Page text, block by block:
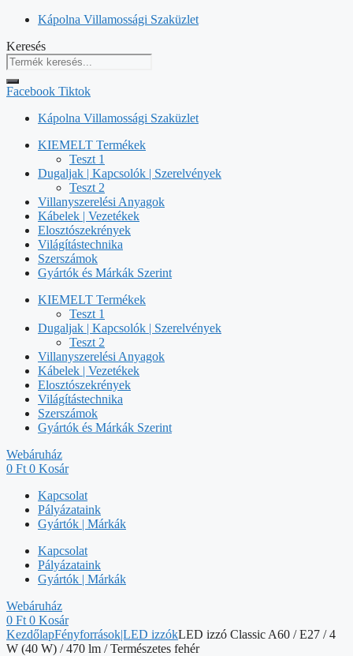
Kilépés
tartalomba
Kápolna Villamossági Szaküzlet
Keresés
Facebook Tiktok
Kápolna Villamossági Szaküzlet
KIEMELT Termékek
Teszt 1
Dugaljak | Kapcsolók | Szerelvények
Teszt 2
Villanyszerelési Anyagok
Kábelek | Vezetékek
Elosztószekrények
Világítástechnika
Szerszámok
Gyártók és Márkák Szerint
KIEMELT Termékek
Teszt 1
Dugaljak | Kapcsolók | Szerelvények
Teszt 2
Villanyszerelési Anyagok
Kábelek | Vezetékek
Elosztószekrények
Világítástechnika
Szerszámok
Gyártók és Márkák Szerint
Webáruház
0 Ft 0 Kosár
Kapcsolat
Pályázataink
Gyártók | Márkák
Kapcsolat
Pályázataink
Gyártók | Márkák
Webáruház
0 Ft 0 Kosár
KezdőlapFényforrások|LED izzókLED izzó Classic A60 / E27 / 4
W (40 W) / 470 lm / Természetes fehér